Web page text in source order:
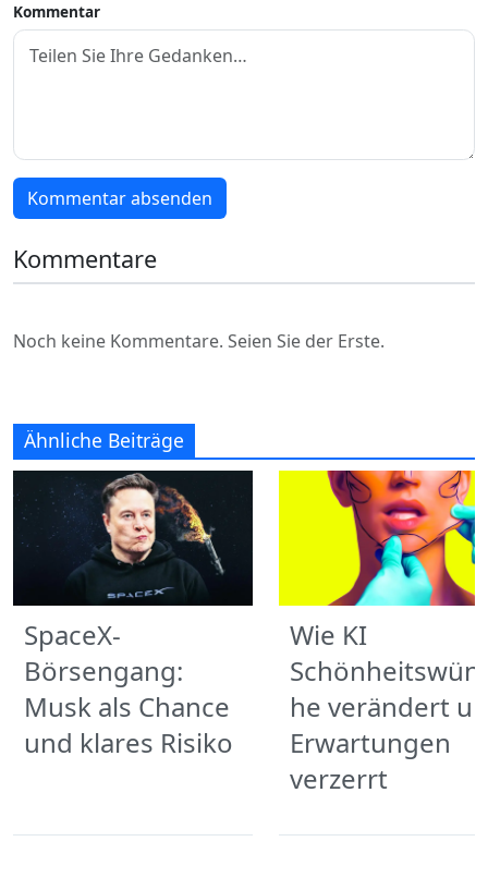
Kommentar
Kommentar absenden
Kommentare
Noch keine Kommentare. Seien Sie der Erste.
Ähnliche Beiträge
SpaceX-
Börsengang:
Musk als Chance
und klares Risiko
Wie KI
he verändert
Erwartungen
verzerrt